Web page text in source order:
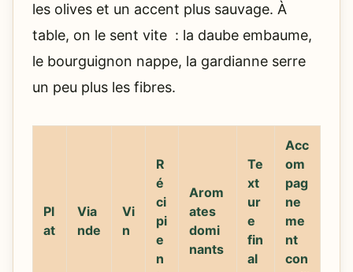
les olives et un accent plus sauvage. À
table, on le sent vite : la daube embaume,
le bourguignon nappe, la gardianne serre
un peu plus les fibres.
Pl
at
Via
nde
Vi
n
R
é
ci
pi
e
n
Arom
ates
domi
nants
Te
xt
ur
e
fin
al
Acc
om
pag
ne
me
nt
con